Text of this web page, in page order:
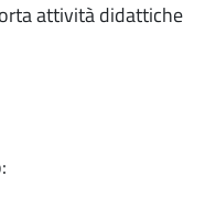
attività didattiche